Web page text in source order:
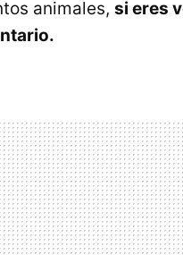
animales, si eres